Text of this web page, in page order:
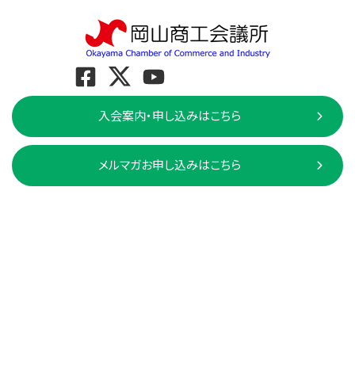
入会案内・申し込みはこちら
メルマガお申し込みはこちら